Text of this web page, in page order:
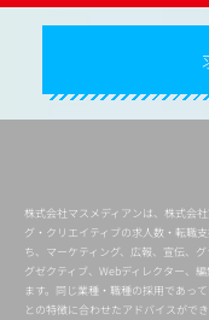
株式会社マスメディアンは、株式会
グ・クリエイティブの求人数・転職
ち、マーケティング、広報、宣伝、
グゼクティブ、Webディレクター、
ます。同じ業種・職種の採用であっ
との特徴に合わせたアドバイスがで